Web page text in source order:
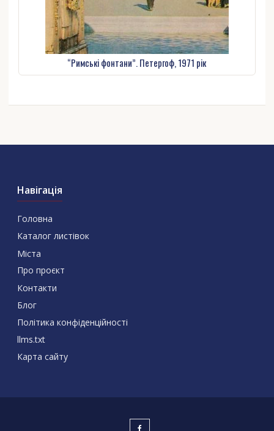
“Римські фонтани”. Петергоф, 1971 рік
Навігація
Головна
Каталог листівок
Міста
Про проєкт
Контакти
Блог
Політика конфіденційності
llms.txt
Карта сайту